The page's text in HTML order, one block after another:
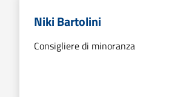
Niki Bartolini
Consigliere di minoranza